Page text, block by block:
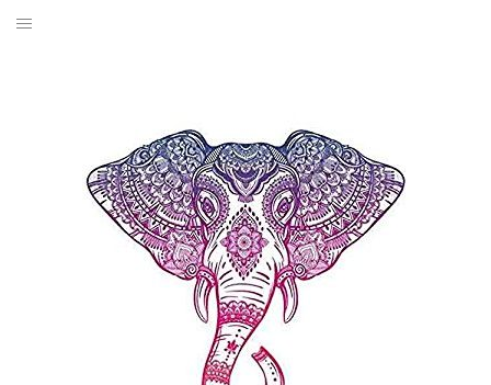
Skip
SEYAHAT REHBERI